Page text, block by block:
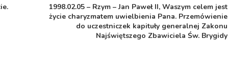
1998.02.05 – Rzym – Jan Paweł II, Waszym celem jest
życie charyzmatem uwielbienia Pana. Przemówienie
do uczestniczek kapituły generalnej Zakonu
Najświętszego Zbawiciela Św. Brygidy